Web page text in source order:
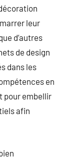
leur
d’autres
de design
dans les
en
pour embellir
afin